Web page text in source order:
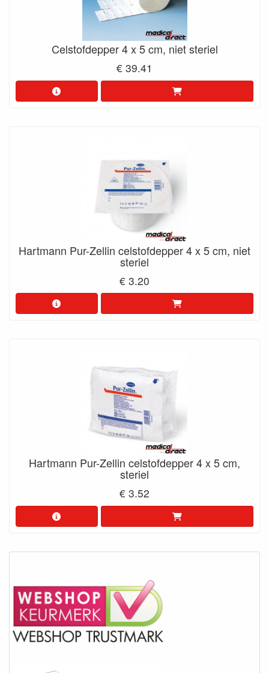
Celstofdepper 4 x 5 cm, niet steriel
€ 39.41
Hartmann Pur-Zellin celstofdepper 4 x 5 cm, niet
steriel
€ 3.20
Hartmann Pur-Zellin celstofdepper 4 x 5 cm,
steriel
€ 3.52